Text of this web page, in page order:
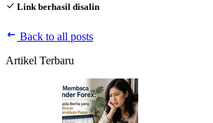
Link berhasil disalin
Back to all posts
Artikel Terbaru